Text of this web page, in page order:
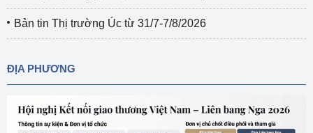
Bản tin Thị trường Úc từ 31/7-7/8/2026
ĐỊA PHƯƠNG